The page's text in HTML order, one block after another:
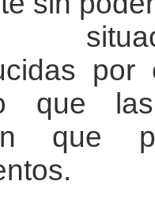
por
que
que